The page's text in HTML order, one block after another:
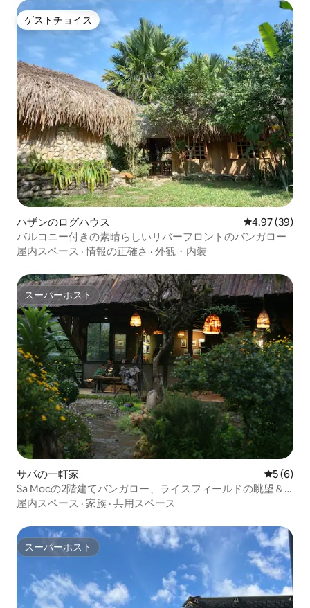
ゲストチョイス
ゲストチョイス
ハザンのログハウス レビュー39
4.97 (39)
バルコニー付きの素晴らしいリバーフロントのバンガロー
屋内スペース ·情報の正確さ · 外観・内装
スーパーホスト
スーパーホスト
サパの一軒家 レビュー
5 (6)
Sa Mocの2階建てバンガロー、ライスフィールドの眺望＆
専用キッチン付き
屋内スペース · 家族 · 共用スペース
スーパーホスト
スーパーホスト